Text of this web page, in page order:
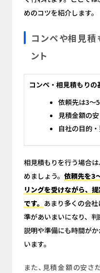
めのコツを紹介します。
コンペや相見積
ント
コンペ・相見積もりの
依頼先は3〜
見積金額の
自社の目的
相見積もりを行う場合
めましょう。依頼先を3
リングを受けながら、
です。 あまり多くの会
準があいまいになり、
説明や準備にも時間が
います。
また、見積金額の安さ